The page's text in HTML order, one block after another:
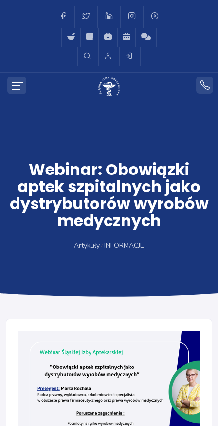
Webinar: Obowiązki
aptek szpitalnych jako
dystrybutorów wyrobów
medycznych
Artykuły INFORMACJE